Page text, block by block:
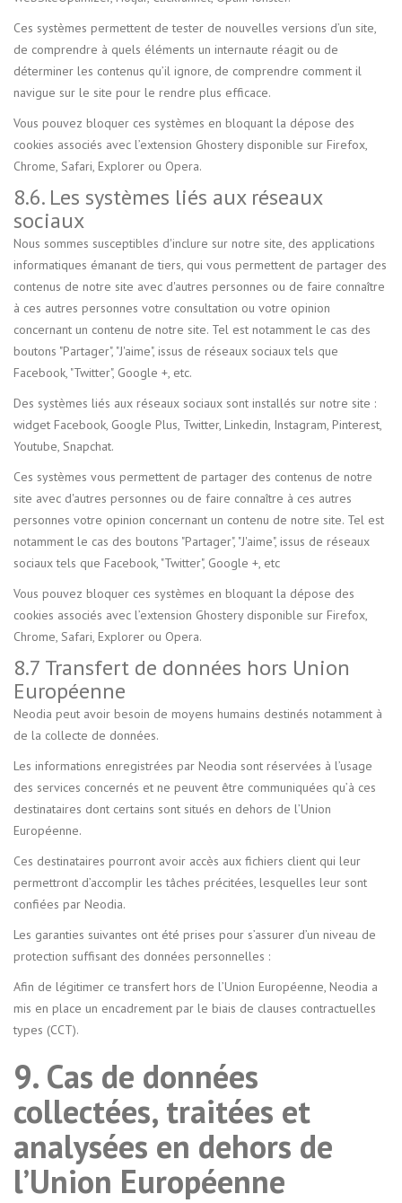
Ces systèmes permettent de tester de nouvelles versions d’un site,
de comprendre à quels éléments un internaute réagit ou de
déterminer les contenus qu’il ignore, de comprendre comment il
navigue sur le site pour le rendre plus efficace.
Vous pouvez bloquer ces systèmes en bloquant la dépose des
cookies associés avec l’extension Ghostery disponible sur Firefox,
Chrome, Safari, Explorer ou Opera.
8.6. Les systèmes liés aux réseaux
sociaux
Nous sommes susceptibles d'inclure sur notre site, des applications
informatiques émanant de tiers, qui vous permettent de partager des
contenus de notre site avec d'autres personnes ou de faire connaître
à ces autres personnes votre consultation ou votre opinion
concernant un contenu de notre site. Tel est notamment le cas des
boutons "Partager", "J'aime", issus de réseaux sociaux tels que
Facebook, "Twitter", Google +, etc.
Des systèmes liés aux réseaux sociaux sont installés sur notre site :
widget Facebook, Google Plus, Twitter, Linkedin, Instagram, Pinterest,
Youtube, Snapchat.
Ces systèmes vous permettent de partager des contenus de notre
site avec d'autres personnes ou de faire connaître à ces autres
personnes votre opinion concernant un contenu de notre site. Tel est
notamment le cas des boutons "Partager", "J'aime", issus de réseaux
sociaux tels que Facebook, "Twitter", Google +, etc
Vous pouvez bloquer ces systèmes en bloquant la dépose des
cookies associés avec l’extension Ghostery disponible sur Firefox,
Chrome, Safari, Explorer ou Opera.
8.7 Transfert de données hors Union
Européenne
Neodia peut avoir besoin de moyens humains destinés notamment à
de la collecte de données.
Les informations enregistrées par Neodia sont réservées à l’usage
des services concernés et ne peuvent être communiquées qu’à ces
destinataires dont certains sont situés en dehors de l’Union
Européenne.
Ces destinataires pourront avoir accès aux fichiers client qui leur
permettront d’accomplir les tâches précitées, lesquelles leur sont
confiées par Neodia.
Les garanties suivantes ont été prises pour s’assurer d’un niveau de
protection suffisant des données personnelles :
Afin de légitimer ce transfert hors de l’Union Européenne, Neodia a
mis en place un encadrement par le biais de clauses contractuelles
types (CCT).
9. Cas de données
collectées, traitées et
analysées en dehors de
l’Union Européenne